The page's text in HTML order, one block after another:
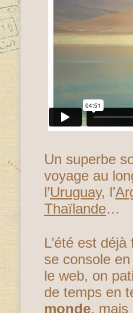
Un superbe
voyage au
l’Uruguay, l’
Thaïlande…
L’été est
se console
le web, on
de temps en
monde, mais